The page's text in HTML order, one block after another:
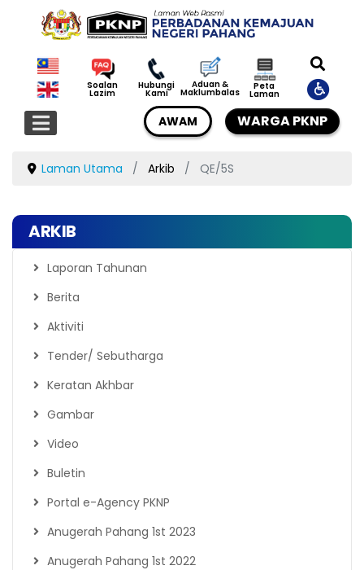
Soalan
Lazim
Hubungi
Kami
Aduan &
Maklumbalas
Peta
Laman
AWAM WARGA PKNP
Laman Utama Arkib QE/5S
ARKIB
Laporan Tahunan
Berita
Aktiviti
Tender/ Sebutharga
Keratan Akhbar
Gambar
Video
Buletin
Portal e-Agency PKNP
Anugerah Pahang 1st 2023
Anugerah Pahang 1st 2022